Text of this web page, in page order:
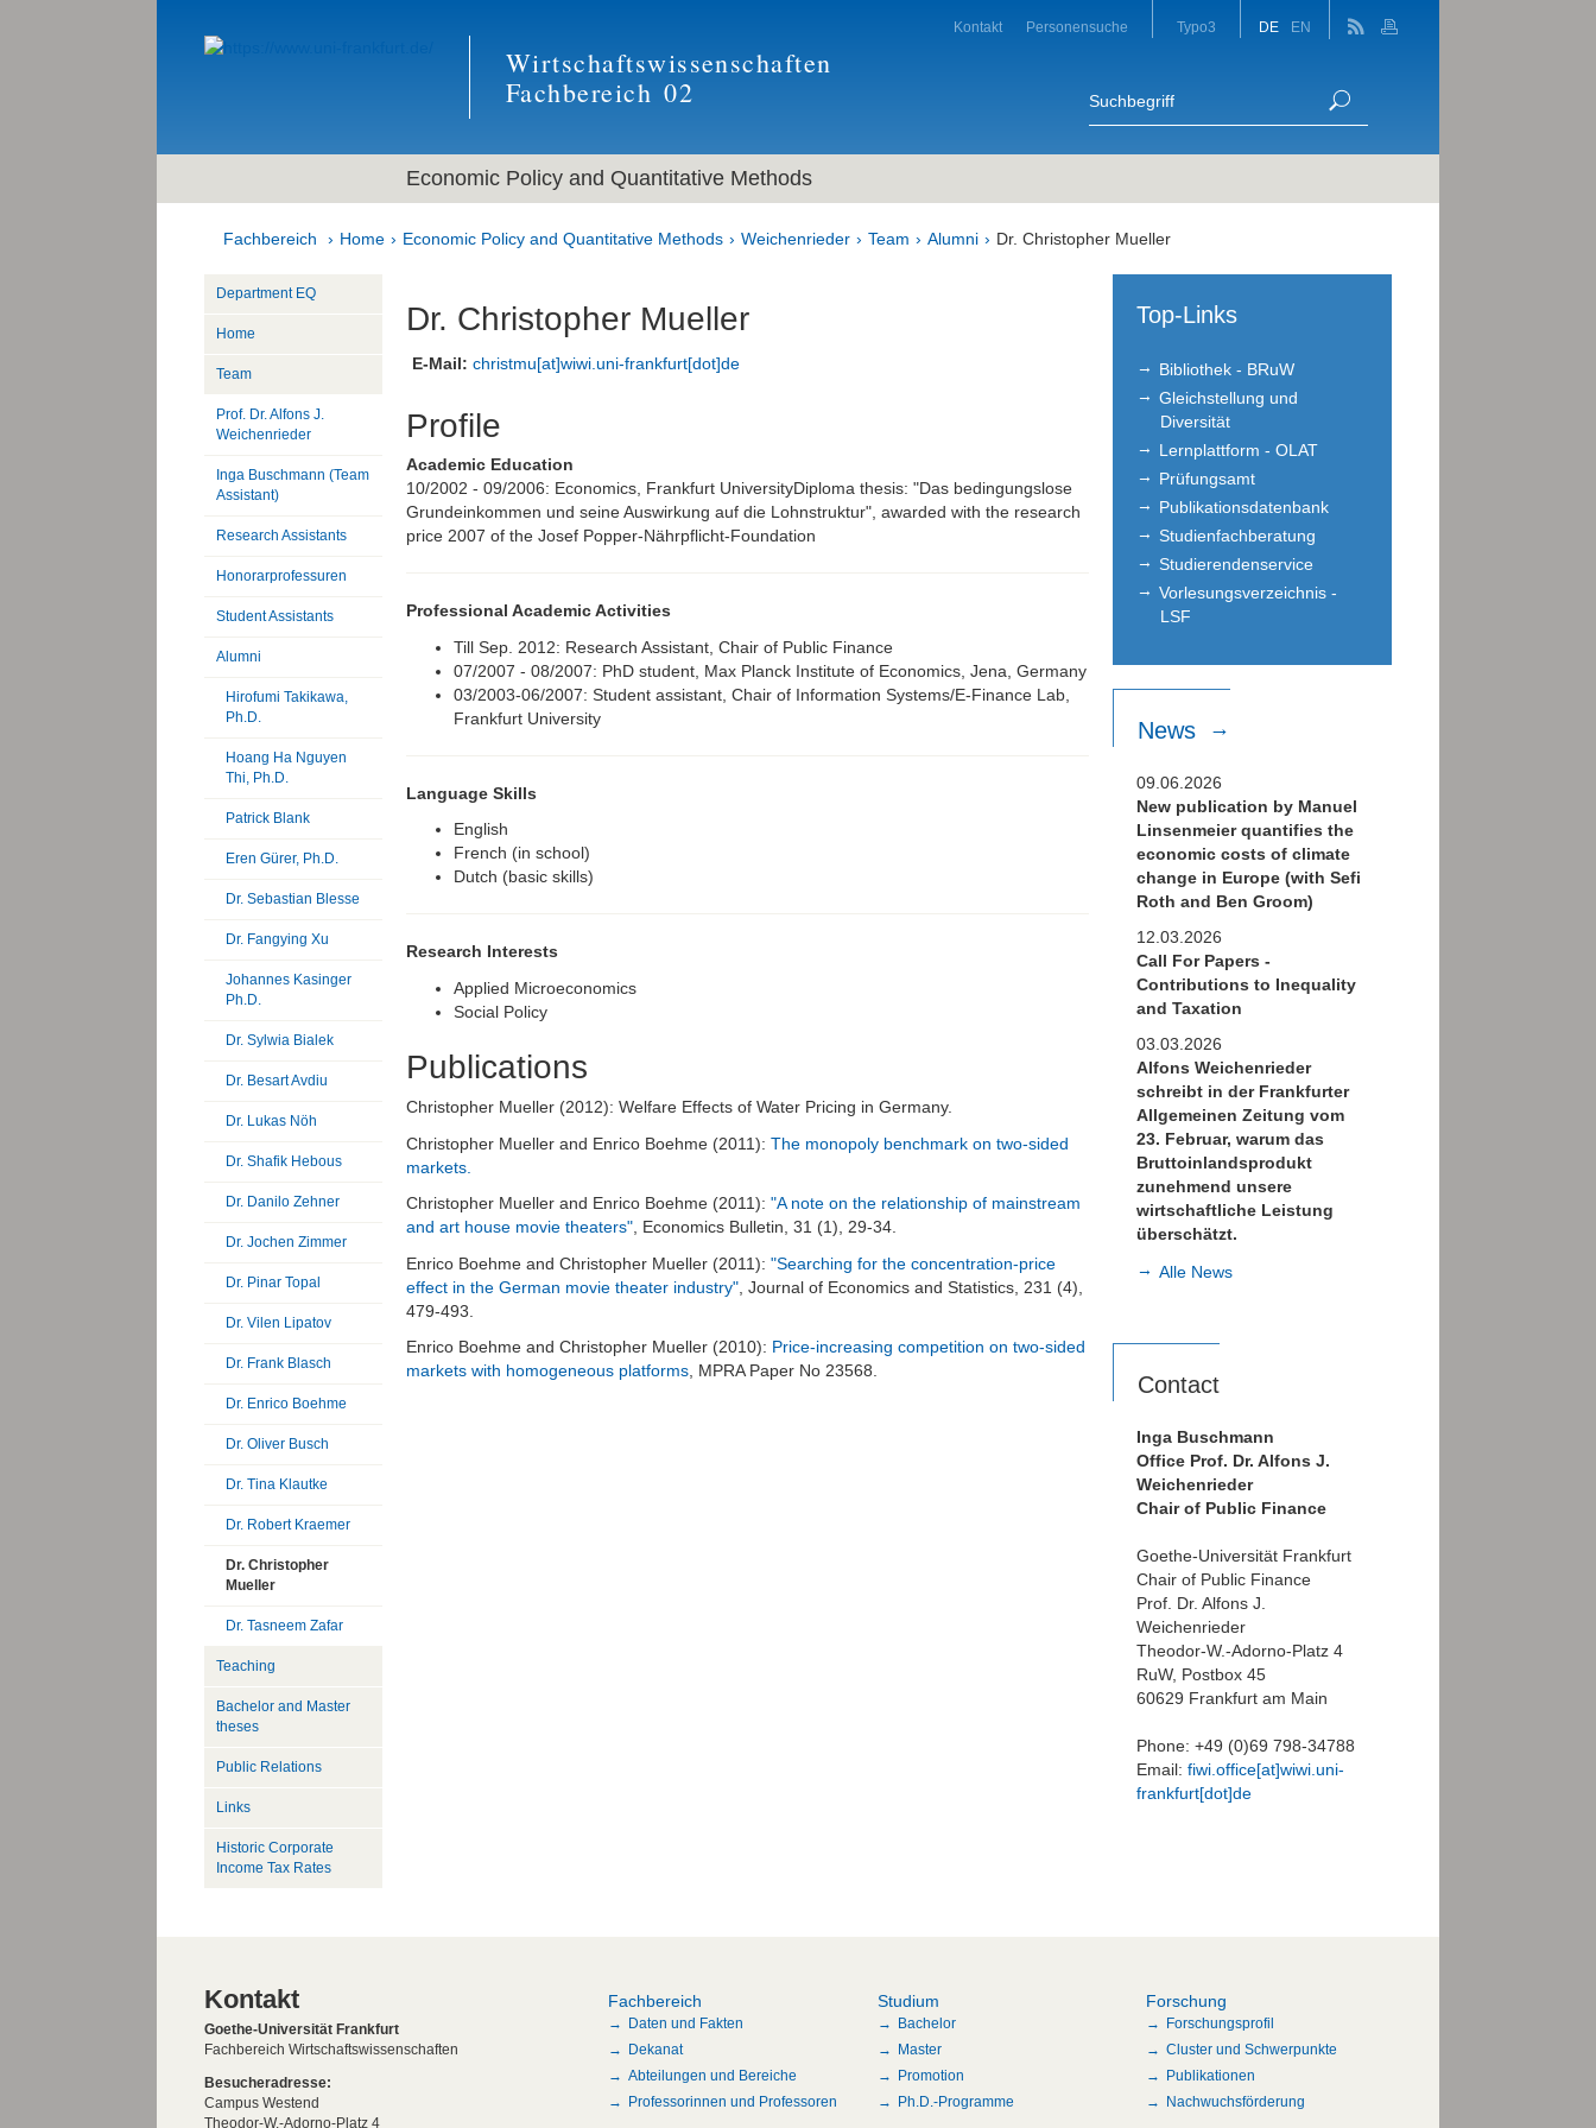
Wirtschaftswissenschaften
Fachbereich 02
Kontakt Personensuche Typo3 DE EN
Economic Policy and Quantitative Methods
Fachbereich Home Economic Policy and Quantitative Methods Weichenrieder Team Alumni Dr. Christopher Mueller
Dr. Christopher Mueller
E-Mail: christmu[at]wiwi.uni-frankfurt[dot]de
Profile
Academic Education
10/2002 - 09/2006: Economics, Frankfurt UniversityDiploma thesis: "Das bedingungslose
Grundeinkommen und seine Auswirkung auf die Lohnstruktur", awarded with the research
price 2007 of the Josef Popper-Nährpflicht-Foundation
Professional Academic Activities
Till Sep. 2012: Research Assistant, Chair of Public Finance
07/2007 - 08/2007: PhD student, Max Planck Institute of Economics, Jena, Germany
03/2003-06/2007: Student assistant, Chair of Information Systems/E-Finance Lab,
Frankfurt University
Language Skills
English
French (in school)
Dutch (basic skills)
Research Interests
Applied Microeconomics
Social Policy
Publications
Christopher Mueller (2012): Welfare Effects of Water Pricing in Germany.
Christopher Mueller and Enrico Boehme (2011): The monopoly benchmark on two-sided
markets.
Christopher Mueller and Enrico Boehme (2011): "A note on the relationship of mainstream
and art house movie theaters" , Economics Bulletin, 31 (1), 29-34.
Enrico Boehme and Christopher Mueller (2011): "Searching for the concentration-price
effect in the German movie theater industry" , Journal of Economics and Statistics, 231 (4),
479-493.
Enrico Boehme and Christopher Mueller (2010): Price-increasing competition on two-sided
markets with homogeneous platforms , MPRA Paper No 23568.
Department EQ
Home
Team
Prof. Dr. Alfons J.
Weichenrieder
Inga Buschmann (Team
Assistant)
Research Assistants
Honorarprofessuren
Student Assistants
Alumni
Hirofumi Takikawa,
Ph.D.
Hoang Ha Nguyen
Thi, Ph.D.
Patrick Blank
Eren Gürer, Ph.D.
Dr. Sebastian Blesse
Dr. Fangying Xu
Johannes Kasinger
Ph.D.
Dr. Sylwia Bialek
Dr. Besart Avdiu
Dr. Lukas Nöh
Dr. Shafik Hebous
Dr. Danilo Zehner
Dr. Jochen Zimmer
Dr. Pinar Topal
Dr. Vilen Lipatov
Dr. Frank Blasch
Dr. Enrico Boehme
Dr. Oliver Busch
Dr. Tina Klautke
Dr. Robert Kraemer
Dr. Christopher
Mueller
Dr. Tasneem Zafar
Teaching
Bachelor and Master
theses
Public Relations
Links
Historic Corporate
Income Tax Rates
Top-Links
Bibliothek - BRuW
Gleichstellung und
Diversität
Lernplattform - OLAT
Prüfungsamt
Publikationsdatenbank
Studienfachberatung
Studierendenservice
Vorlesungsverzeichnis -
LSF
News
09.06.2026
New publication by Manuel
Linsenmeier quantifies the
economic costs of climate
change in Europe (with Sefi
Roth and Ben Groom)
12.03.2026
Call For Papers -
Contributions to Inequality
and Taxation
03.03.2026
Alfons Weichenrieder
schreibt in der Frankfurter
Allgemeinen Zeitung vom
23. Februar, warum das
Bruttoinlandsprodukt
zunehmend unsere
wirtschaftliche Leistung
überschätzt.
Alle News
Contact
Inga Buschmann
Office Prof. Dr. Alfons J.
Weichenrieder
Chair of Public Finance
Goethe-Universität Frankfurt
Chair of Public Finance
Prof. Dr. Alfons J.
Weichenrieder
Theodor-W.-Adorno-Platz 4
RuW, Postbox 45
60629 Frankfurt am Main
Phone: +49 (0)69 798-34788
Email: fiwi.office[at]wiwi.uni-
frankfurt[dot]de
Kontakt
Goethe-Universität Frankfurt
Fachbereich Wirtschaftswissenschaften
Besucheradresse:
Campus Westend
Theodor-W.-Adorno-Platz 4
Fachbereich
Daten und Fakten
Dekanat
Abteilungen und Bereiche
Professorinnen und Professoren
Studium
Bachelor
Master
Promotion
Ph.D.-Programme
Forschung
Forschungsprofil
Cluster und Schwerpunkte
Publikationen
Nachwuchsförderung